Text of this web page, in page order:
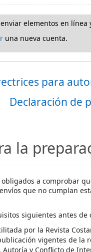
elementos en
una nueva cuenta.
para
Declaración de
la
a comprobar
que no cumplan
siguientes antes de
por la Revista
vigentes de la
y Conflicto de